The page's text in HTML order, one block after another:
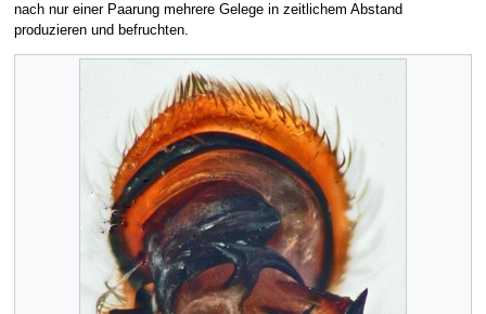
nach nur einer Paarung mehrere Gelege in zeitlichem Abstand
produzieren und befruchten.